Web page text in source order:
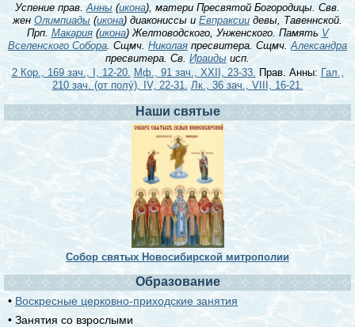
Успение прав.Анны (икона), матери Пресвятой Богородицы. Свв.
жен Олимпиады (икона) диакониссы и Евпраксии девы, Тавеннской.
Прп.Макария(икона) Желтоводского, Унженского. Память V
Вселенского Собора. Сщмч. Николая пресвитера. Сщмч.Александра
пресвитера. Св. Ираидыисп.
2 Кор., 169 зач., I, 12-20. Мф., 91 зач., XXII, 23-33. Прав. Анны: Гал.,
210 зач. (от полу́), IV, 22-31. Лк., 36 зач., VIII, 16-21.
Наши святые
Собор святых Новосибирской митрополии
Образование
• Воскресные церковно-приходские занятия
• Занятия со взрослыми